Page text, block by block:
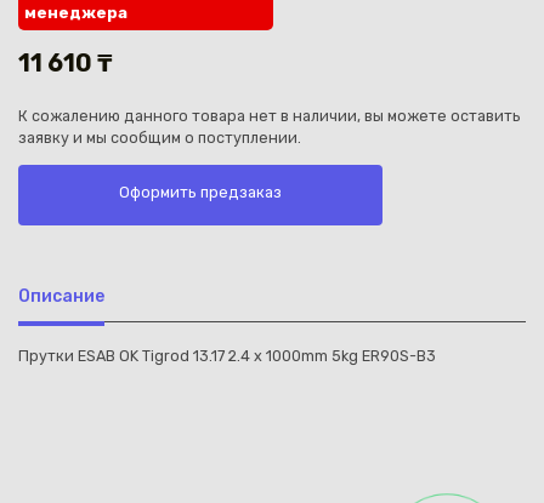
Каз
менеджера
11 610 ₸
К сожалению данного товара нет в наличии, вы можете оставить
заявку и мы сообщим о поступлении.
Оформить предзаказ
Описание
Прутки ESAB OK Tigrod 13.17 2.4 x 1000mm 5kg ER90S-B3